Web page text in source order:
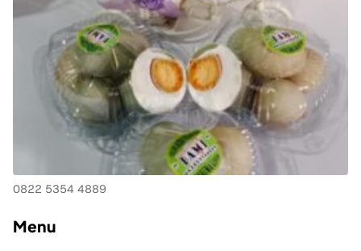
0822 5354 4889
Menu